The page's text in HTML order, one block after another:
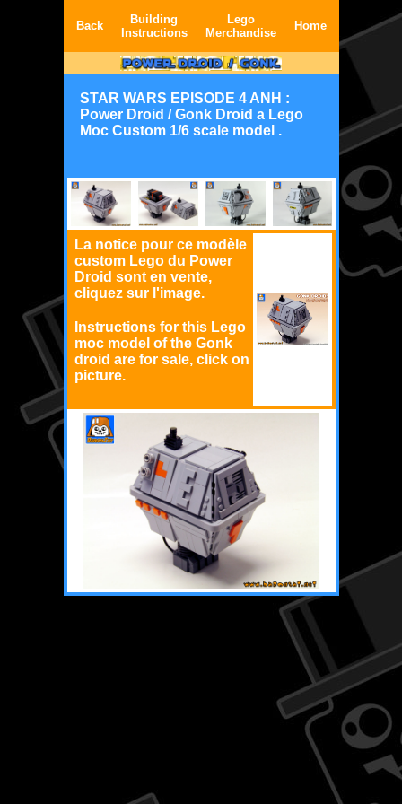
Back
Building
Instructions
Lego
Merchandise
Home
STAR WARS EPISODE 4 ANH :
Power Droid / Gonk Droid a Lego
Moc Custom 1/6 scale model .
La notice pour ce modèle
custom Lego du Power
Droid sont en vente,
cliquez sur l'image.
Instructions for this Lego
moc model of the Gonk
droid are for sale, click on
picture.